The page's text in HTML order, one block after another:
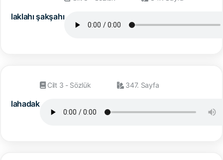
laklahı şakşahı
lahadak
Cilt 3 - Sözlük 347. Sayfa